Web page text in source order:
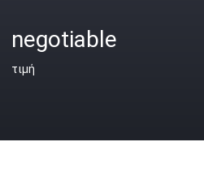
negotiable
τιμή